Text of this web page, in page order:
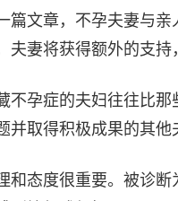
篇文章，不孕夫妻与
夫妻将获得额外的支持
不孕症的夫妇往往比
并取得积极成果的其他
和态度很重要。被诊